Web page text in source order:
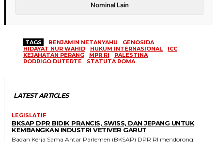
Nominal Lain
TAGS BENJAMIN NETANYAHU
GENOSIDA
HIDAYAT NUR WAHID
HUKUM INTERNASIONAL
ICC
KEJAHATAN PERANG
MPR RI
PALESTINA
RODRIGO DUTERTE
STATUTA ROMA
LATEST ARTICLES
LEGISLATIF
BKSAP DPR BIDIK PRANCIS, SWISS, DAN JEPANG UNTUK
KEMBANGKAN INDUSTRI VETIVER GARUT
Badan Kerja Sama Antar Parlemen (BKSAP) DPR RI mendorong